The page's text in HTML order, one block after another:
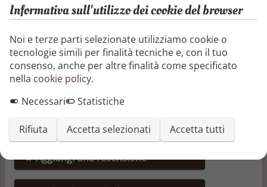
Segnala o richiedi rimozione
Condividi questo libro
Recensioni e articoli
Aggiungi una recensione
Informativa sull'utilizzo dei cookie del browser
Noi e terze parti selezionate utilizziamo cookie o
tecnologie simili per finalità tecniche e, con il tuo
consenso, anche per altre finalità come specificato
nella cookie policy.
Necessari
Statistiche
Rifiuta Accetta selezionati Accetta tutti